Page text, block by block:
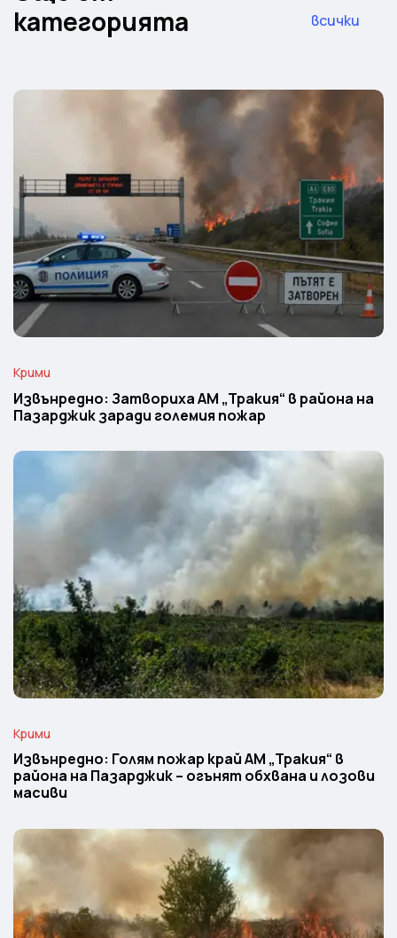
категорията
всички
Крими
Извънредно: Затвориха АМ „Тракия“ в района на
Пазарджик заради големия пожар
Крими
Извънредно: Голям пожар край АМ „Тракия“ в
района на Пазарджик – огънят обхвана и лозови
масиви